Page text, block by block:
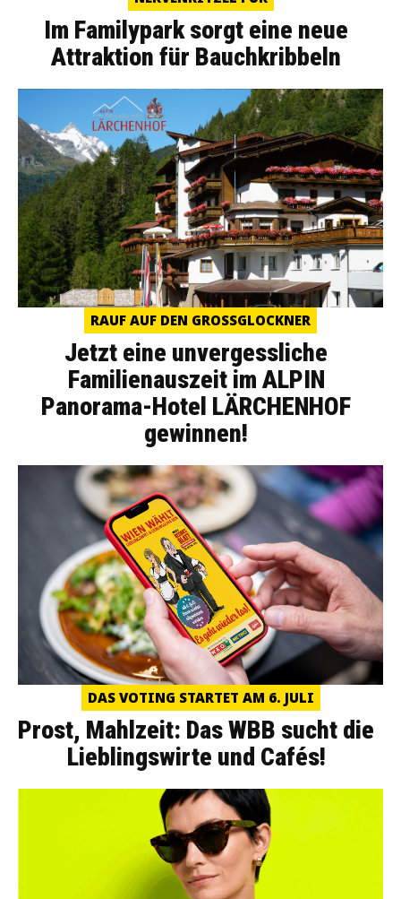
Im Familypark sorgt eine neue
Attraktion für Bauchkribbeln
RAUF AUF DEN GROSSGLOCKNER
Jetzt eine unvergessliche
Familienauszeit im ALPIN
Panorama-Hotel LÄRCHENHOF
gewinnen!
DAS VOTING STARTET AM 6. JULI
Prost, Mahlzeit: Das WBB sucht die
Lieblingswirte und Cafés!